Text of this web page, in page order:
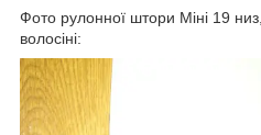
Фото рулонної штори Міні 19
волосіні: